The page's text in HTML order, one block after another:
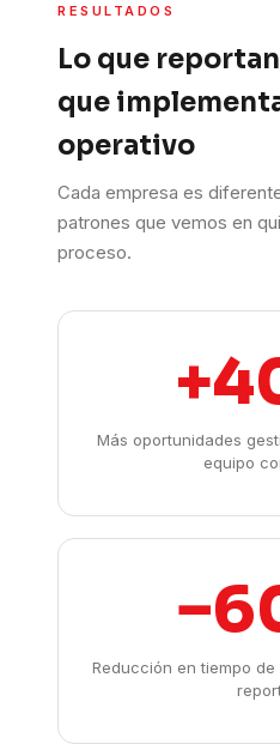
RESULTADOS
Lo que
que
operativo
Cada empresa es
patrones que vemos en
proceso.
Más oportunidades
equipo
Reducción en tiempo